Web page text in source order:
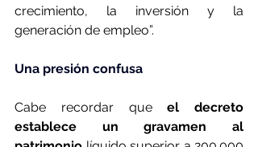
crecimiento, la inversión y la
generación de empleo”.
Una presión confusa
Cabe recordar que el decreto
establece un gravamen al